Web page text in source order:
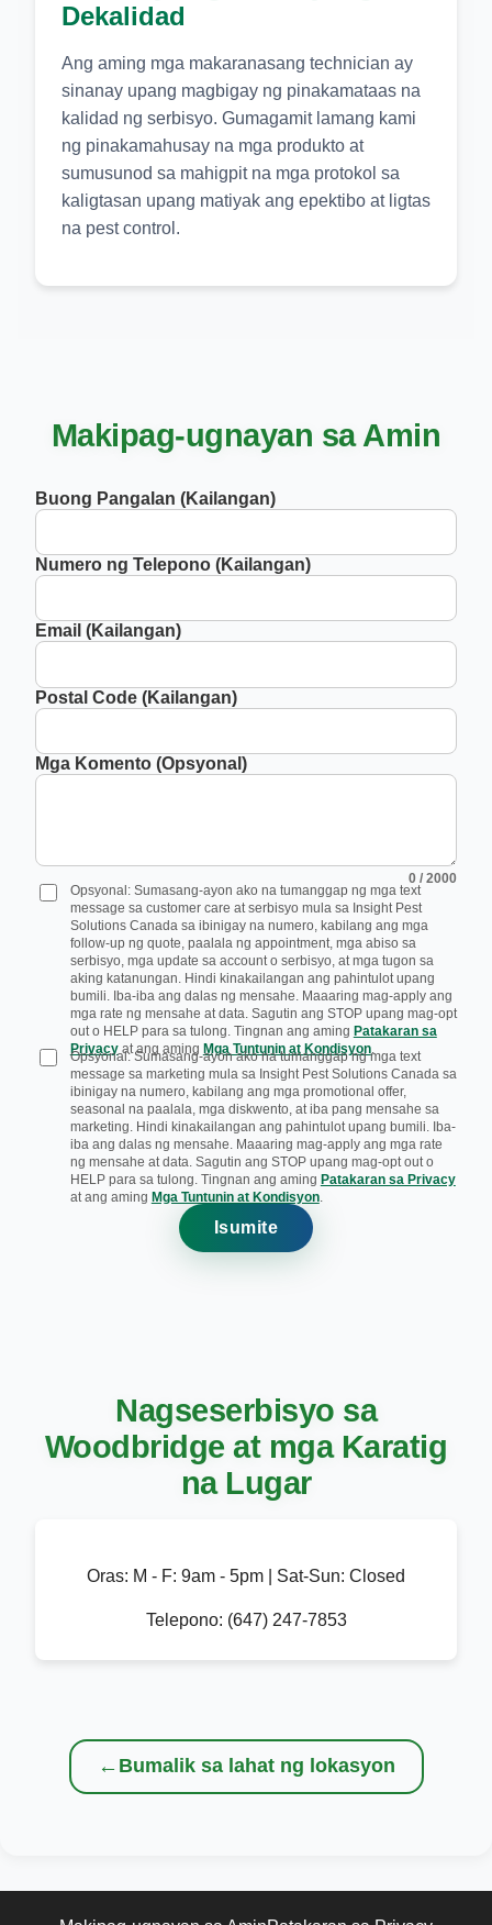
Dekalidad
Ang aming mga makaranasang technician ay
sinanay upang magbigay ng pinakamataas na
kalidad ng serbisyo. Gumagamit lamang kami
ng pinakamahusay na mga produkto at
sumusunod sa mahigpit na mga protokol sa
kaligtasan upang matiyak ang epektibo at ligtas
na pest control.
Makipag-ugnayan sa Amin
Buong Pangalan (Kailangan)
Numero ng Telepono (Kailangan)
Email (Kailangan)
Postal Code (Kailangan)
Mga Komento (Opsyonal)
0 / 2000
Opsyonal: Sumasang-ayon ako na tumanggap ng mga text
message sa customer care at serbisyo mula sa Insight Pest
Solutions Canada sa ibinigay na numero, kabilang ang mga
follow-up ng quote, paalala ng appointment, mga abiso sa
serbisyo, mga update sa account o serbisyo, at mga tugon sa
aking katanungan. Hindi kinakailangan ang pahintulot upang
bumili. Iba-iba ang dalas ng mensahe. Maaaring mag-apply ang
mga rate ng mensahe at data. Sagutin ang STOP upang mag-opt
out o HELP para sa tulong. Tingnan ang aming Patakaran sa
Privacy at ang aming Mga Tuntunin at Kondisyon.
Opsyonal: Sumasang-ayon ako na tumanggap ng mga text
message sa marketing mula sa Insight Pest Solutions Canada sa
ibinigay na numero, kabilang ang mga promotional offer,
seasonal na paalala, mga diskwento, at iba pang mensahe sa
marketing. Hindi kinakailangan ang pahintulot upang bumili. Iba-
iba ang dalas ng mensahe. Maaaring mag-apply ang mga rate
ng mensahe at data. Sagutin ang STOP upang mag-opt out o
HELP para sa tulong. Tingnan ang aming Patakaran sa Privacy
at ang aming Mga Tuntunin at Kondisyon.
Isumite
Nagseserbisyo sa
Woodbridge at mga Karatig
na Lugar
Oras: M - F: 9am - 5pm | Sat-Sun: Closed
Telepono: (647) 247-7853
← Bumalik sa lahat ng lokasyon